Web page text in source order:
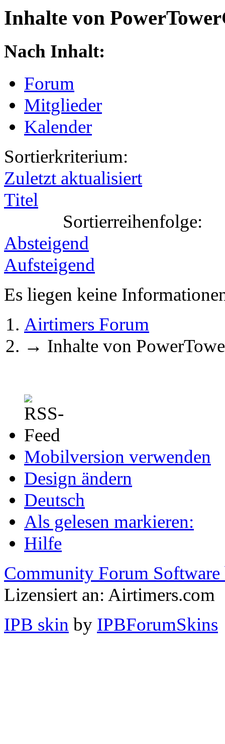
Inhalte von
Nach Inhalt:
Forum
Mitglieder
Kalender
Sortierkriterium:
Zuletzt aktualisiert
Titel
Sortierreihenfolge:
Absteigend
Aufsteigend
Es liegen keine
Airtimers Forum
→ Inhalte von
Mobilversion verwenden
Design ändern
Deutsch
Als gelesen markieren:
Hilfe
Community Forum Software
Lizensiert an: Airtimers.com
IPB skin by IPBForumSkins